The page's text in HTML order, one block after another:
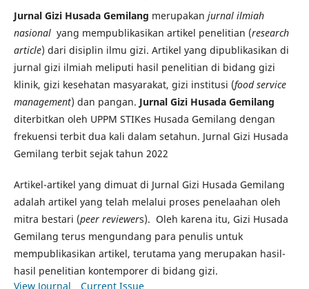
Jurnal Gizi Husada Gemilang merupakan jurnal ilmiah
nasionalyang mempublikasikan artikel penelitian (research
article) dari disiplin ilmu gizi. Artikel yang dipublikasikan di
jurnal gizi ilmiah meliputi hasil penelitian di bidang gizi
klinik, gizi kesehatan masyarakat, gizi institusi (food service
management) dan pangan. Jurnal Gizi Husada Gemilang
diterbitkan oleh UPPM STIKes Husada Gemilang dengan
frekuensi terbit dua kali dalam setahun. Jurnal Gizi Husada
Gemilang terbit sejak tahun 2022
Artikel-artikel yang dimuat di Jurnal Gizi Husada Gemilang
adalah artikel yang telah melalui proses penelaahan oleh
mitra bestari (peer reviewers). Oleh karena itu, Gizi Husada
Gemilang terus mengundang para penulis untuk
mempublikasikan artikel, terutama yang merupakan hasil-
hasil penelitian kontemporer di bidang gizi.
View Journal
Current Issue